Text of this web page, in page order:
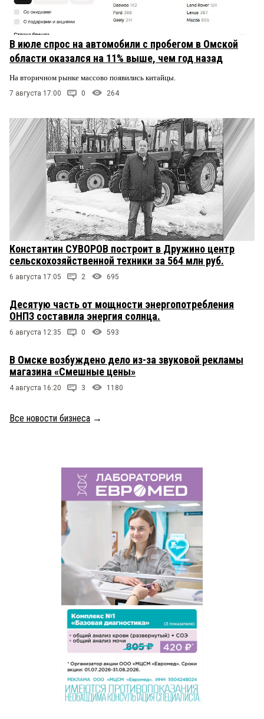
В июле спрос на автомобили с пробегом в Омской
области оказался на 11% выше, чем год назад
На вторичном рынке массово появились китайцы.
7 августа 17:00 0 264
Константин СУВОРОВ построит в Дружино центр
сельскохозяйственной техники за 564 млн руб.
6 августа 17:05 2 695
Десятую часть от мощности энергопотребления
ОНПЗ составила энергия солнца.
6 августа 12:35 0 593
В Омске возбуждено дело из-за звуковой рекламы
магазина «Смешные цены»
4 августа 16:20 3 1180
Все новости бизнеса →